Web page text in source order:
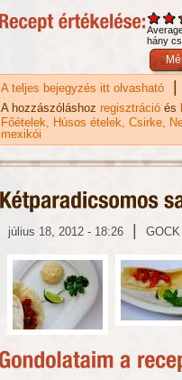
hány
A teljes bejegyzés itt olvasható |
A hozzászóláshoz regisztráció és
Főételek
Húsos ételek Csirke
mexikói
július 18, 2012 - 18:26 | GOCK